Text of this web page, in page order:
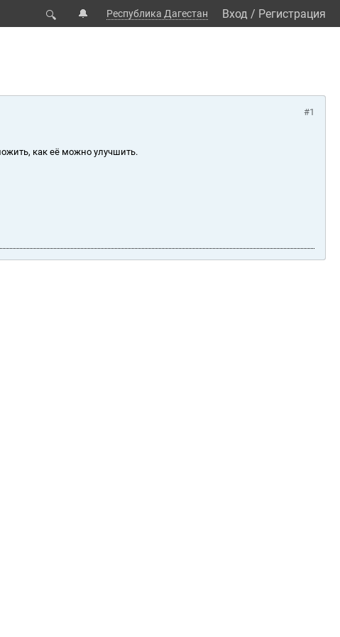
🔍 🔔 Республика Дагестан Вход / Регистрация
#1
как её можно улучшить.